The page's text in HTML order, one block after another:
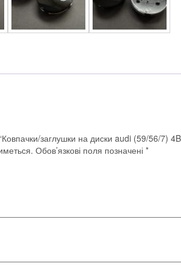
заглушки на диски audi (59/56/7)
Обов’язкові поля позначені *